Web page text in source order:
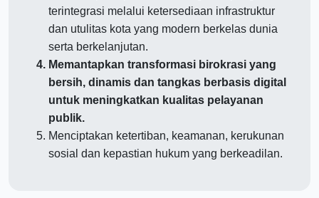
terintegrasi melalui ketersediaan infrastruktur
dan utulitas kota yang modern berkelas dunia
serta berkelanjutan.
Memantapkan transformasi birokrasi yang
bersih, dinamis dan tangkas berbasis digital
untuk meningkatkan kualitas pelayanan
publik.
Menciptakan ketertiban, keamanan, kerukunan
sosial dan kepastian hukum yang berkeadilan.